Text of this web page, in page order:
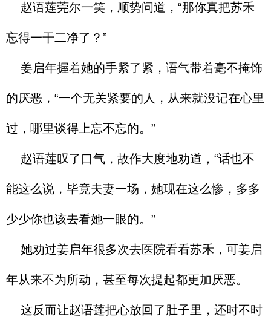
赵语莲莞尔一笑，顺势问道，“那你真把苏禾
忘得一干二净了？”
姜启年握着她的手紧了紧，语气带着毫不掩饰
的厌恶，“一个无关紧要的人，从来就没记在心里
过，哪里谈得上忘不忘的。”
赵语莲叹了口气，故作大度地劝道，“话也不
能这么说，毕竟夫妻一场，她现在这么惨，多多
少少你也该去看她一眼的。”
她劝过姜启年很多次去医院看看苏禾，可姜启
年从来不为所动，甚至每次提起都更加厌恶。
这反而让赵语莲把心放回了肚子里，还时不时